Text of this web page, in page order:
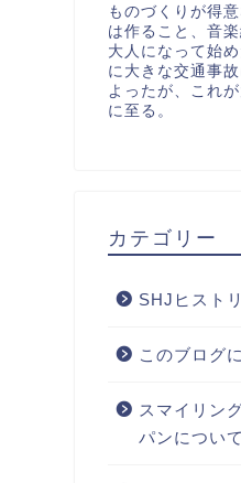
ものづくりが得
は作ること、音
大人になって始
に大きな交通事
よったが、これ
に至る。
カテゴリー
SHJヒスト
このブログ
スマイリン
パンについて